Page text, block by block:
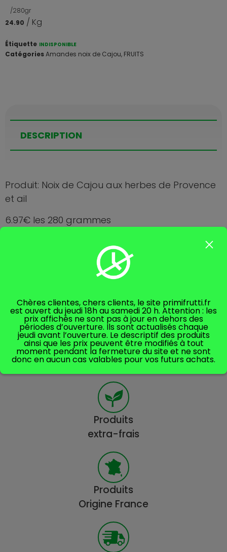
/280gr
24.90 / Kg
CatégoriesAmandes noix de Cajou, FRUITS
Étiquette INDISPONIBLE
DESCRIPTION
Produit: Noix de Cajou aux herbes de Provence
et ail
6.97€ les 280 grammes
Descriptif du produit sur photo si jointe:
-Ingrédients
Produits
extra-frais
Produits
Origine France
Chères clientes, chers clients, le site primifrutti.fr
est ouvert du jeudi 18h au samedi 20 h. Attention : les
prix affichés ne sont pas à jour en dehors des
périodes d’ouverture. Ils sont actualisés chaque
jeudi avant l’ouverture. Le descriptif des produits
ainsi que les prix peuvent être modifiés à tout
moment pendant la fermeture du site et ne sont
donc en aucun cas valables pour vos futurs achats.